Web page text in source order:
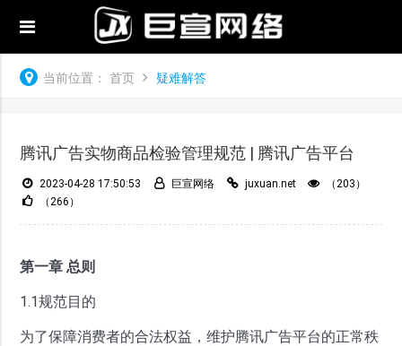
当前位置： 首页 疑难解答
腾讯广告实物商品检验管理规范 | 腾讯广告平台
2023-04-28 17:50:53 巨宣网络 juxuan.net
（203）
（266）
第一章 总则
1.1规范目的
为了保障消费者的合法权益，维护腾讯广告平台的正常秩